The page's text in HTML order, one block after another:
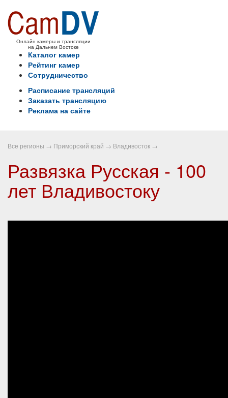
Онлайн камеры и трансляции
на Дальнем Востоке
Каталог камер
Рейтинг камер
Сотрудничество
Расписание трансляций
Заказать трансляцию
Реклама на сайте
Все регионы → Приморский край → Владивосток →
Развязка Русская - 100
лет Владивостоку